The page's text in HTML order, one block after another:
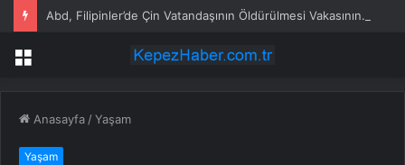
Abd, Filipinler’de Çin Vatandaşının Öldürülmesi Vakasının Baş Şüphelisini Çin’e İade Etti
Menü
Anasayfa /Yaşam
Yaşam